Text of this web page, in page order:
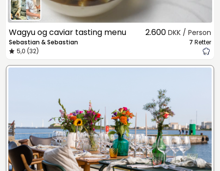
Wagyu og caviar tasting menu
Sebastian & Sebastian
5,0 (32)
2.600 DKK / Person
7 Retter